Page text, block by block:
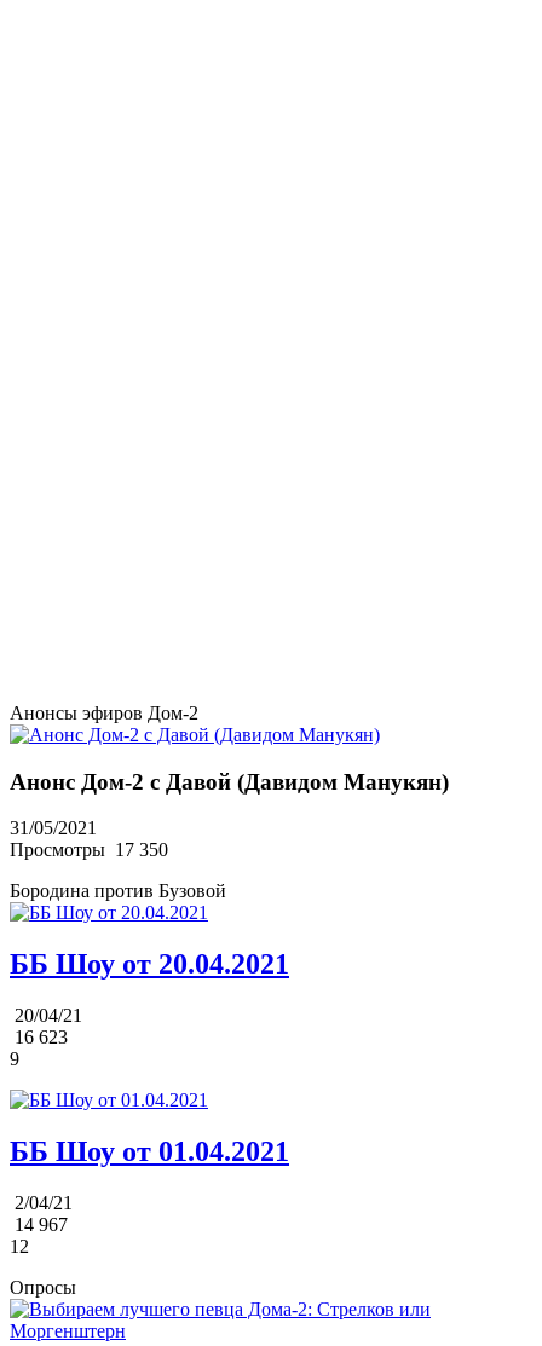
Анонсы эфиров Дом-2
Анонс Дом-2 с Давой (Давидом Манукян)
31/05/2021
Просмотры 17 350
Бородина против Бузовой
ББ Шоу от 20.04.2021
20/04/21
16 623
9
ББ Шоу от 01.04.2021
2/04/21
14 967
12
Опросы